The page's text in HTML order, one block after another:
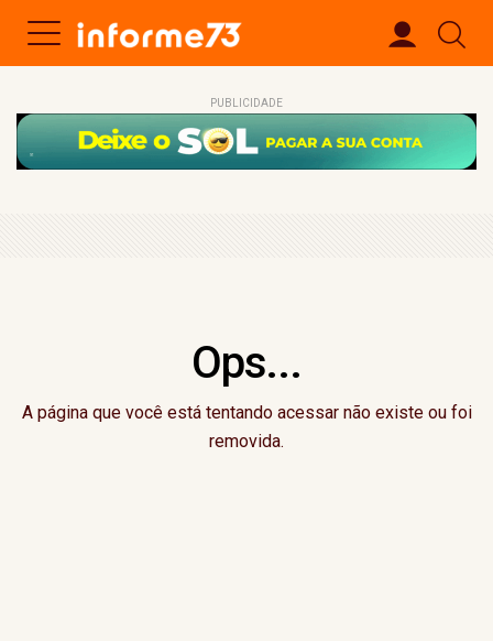
PUBLICIDADE
Ops...
A página que você está tentando acessar não existe ou foi
removida.